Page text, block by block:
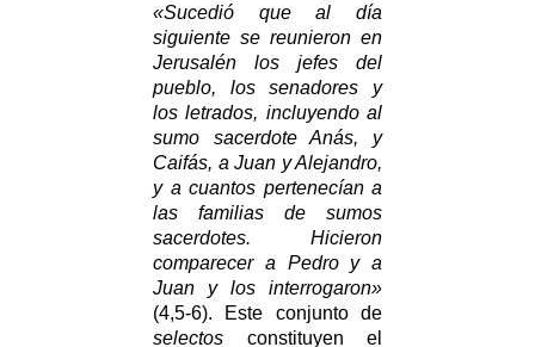
«Sucedió que al día
siguiente se reunieron en
Jerusalén los jefes del
pueblo, los senadores y
los letrados, incluyendo al
sumo sacerdote Anás, y
Caifás, a Juan y Alejandro,
y a cuantos pertenecían a
las familias de sumos
sacerdotes. Hicieron
comparecer a Pedro y a
Juan y los interrogaron»
(4,5-6). Este conjunto de
selectos constituyen el